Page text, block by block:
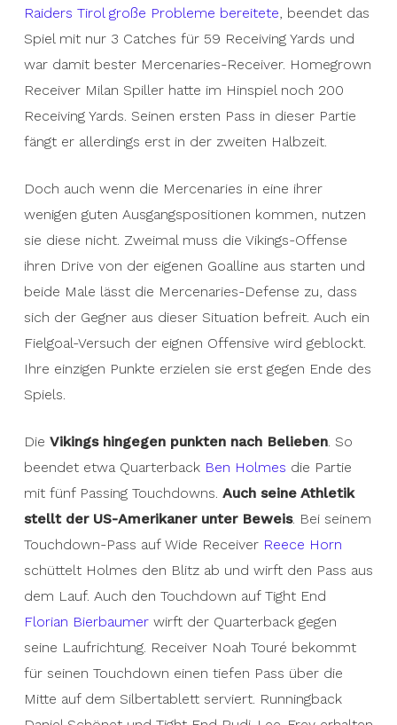
Raiders Tirol große Probleme bereitete, beendet das
Spiel mit nur 3 Catches für 59 Receiving Yards und
war damit bester Mercenaries-Receiver. Homegrown
Receiver Milan Spiller hatte im Hinspiel noch 200
Receiving Yards. Seinen ersten Pass in dieser Partie
fängt er allerdings erst in der zweiten Halbzeit.
Doch auch wenn die Mercenaries in eine ihrer
wenigen guten Ausgangspositionen kommen, nutzen
sie diese nicht. Zweimal muss die Vikings-Offense
ihren Drive von der eigenen Goalline aus starten und
beide Male lässt die Mercenaries-Defense zu, dass
sich der Gegner aus dieser Situation befreit. Auch ein
Fielgoal-Versuch der eignen Offensive wird geblockt.
Ihre einzigen Punkte erzielen sie erst gegen Ende des
Spiels.
Die Vikings hingegen punkten nach Belieben. So
beendet etwa Quarterback Ben Holmes die Partie
mit fünf Passing Touchdowns. Auch seine Athletik
stellt der US-Amerikaner unter Beweis. Bei seinem
Touchdown-Pass auf Wide Receiver Reece Horn
schüttelt Holmes den Blitz ab und wirft den Pass aus
dem Lauf. Auch den Touchdown auf Tight End
Florian Bierbaumerwirft der Quarterback gegen
seine Laufrichtung. Receiver Noah Touré bekommt
für seinen Touchdown einen tiefen Pass über die
Mitte auf dem Silbertablett serviert. Runningback